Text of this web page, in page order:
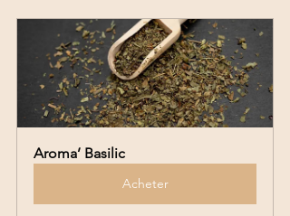
Aroma’ Basilic
Acheter